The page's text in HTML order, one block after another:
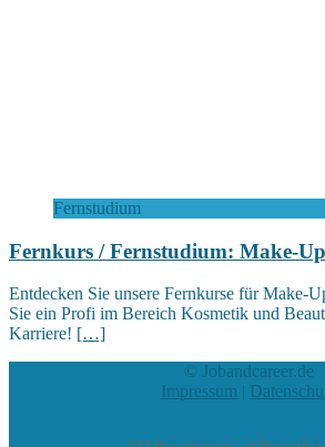
Fernstudium
Fernkurs / Fernstudium: Make-
Entdecken Sie unsere Fernkurse für Make-
Sie ein Profi im Bereich Kosmetik und
Karriere! […]
© Jobandcareer.de
Impressum |